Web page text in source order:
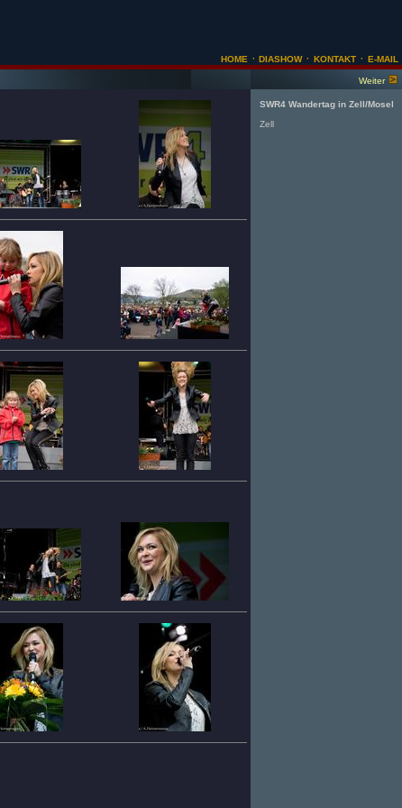
HOME · DIASHOW· KONTAKT · E-MAIL
Weiter
SWR4 Wandertag in Zell/Mosel
Zell